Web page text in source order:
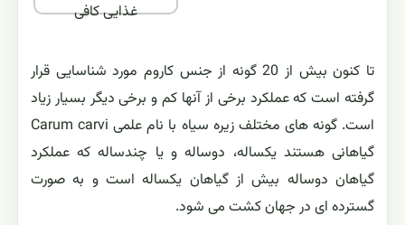
غذایی کافی
تا کنون بیش از 20 گونه از جنس کاروم مورد شناسایی قرار
گرفته است که عملکرد برخی از آنها کم و برخی دیگر بسیار زیاد
است. گونه های مختلف زیره سیاه با نام علمی Carum carvi
گیاهانی هستند یکساله، دوساله و یا چندساله که عملکرد
گیاهان دوساله بیش از گیاهان یکساله است و به صورت
گسترده ای در جهان کشت می شود.